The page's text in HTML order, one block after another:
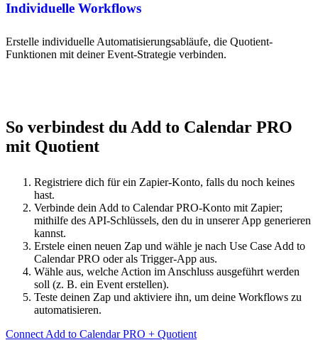
Individuelle Workflows
Erstelle individuelle Automatisierungsabläufe, die Quotient-
Funktionen mit deiner Event-Strategie verbinden.
So verbindest du Add to Calendar PRO
mit Quotient
Registriere dich für ein Zapier-Konto, falls du noch keines
hast.
Verbinde dein Add to Calendar PRO-Konto mit Zapier;
mithilfe des API-Schlüssels, den du in unserer App generieren
kannst.
Erstele einen neuen Zap und wähle je nach Use Case Add to
Calendar PRO oder als Trigger-App aus.
Wähle aus, welche Action im Anschluss ausgeführt werden
soll (z. B. ein Event erstellen).
Teste deinen Zap und aktiviere ihn, um deine Workflows zu
automatisieren.
Connect Add to Calendar PRO + Quotient